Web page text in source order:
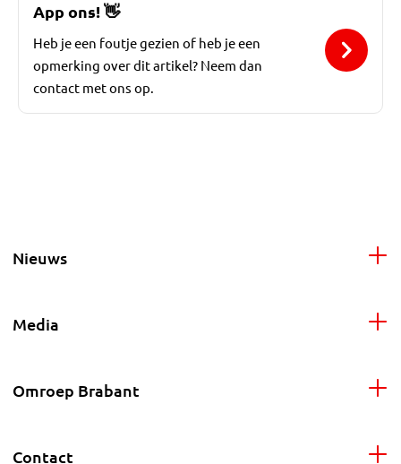
App ons!👋
Heb je een foutje gezien of heb je een
opmerking over dit artikel? Neem dan
contact met ons op.
Nieuws
Media
Omroep Brabant
Contact